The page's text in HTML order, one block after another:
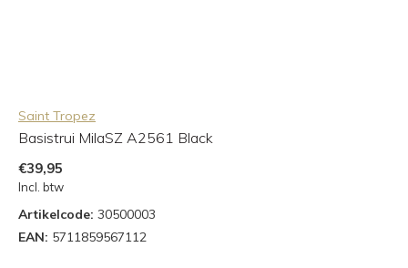
Saint Tropez
Basistrui MilaSZ A2561 Black
€39,95
Incl. btw
Artikelcode: 30500003
EAN: 5711859567112